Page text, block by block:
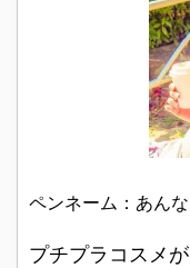
の会社員です。肌
感肌です。 ベース
は本来時間をかけ
んですが、仕事が
の忙しい朝はBBク
で手早く仕上げて
っかりしているので
見えるのは嫌なの
ペンネーム：あんな
プチプラコスメ